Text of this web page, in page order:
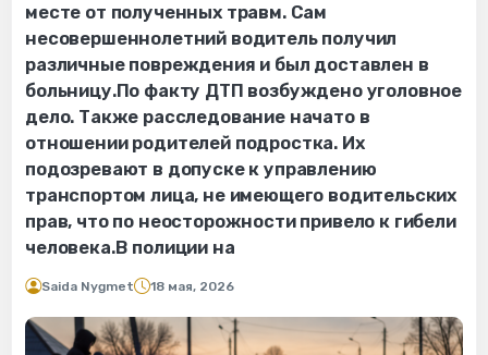
месте от полученных травм. Сам
несовершеннолетний водитель получил
различные повреждения и был доставлен в
больницу.По факту ДТП возбуждено уголовное
дело. Также расследование начато в
отношении родителей подростка. Их
подозревают в допуске к управлению
транспортом лица, не имеющего водительских
прав, что по неосторожности привело к гибели
человека.В полиции на
Saida Nygmet 18 мая, 2026